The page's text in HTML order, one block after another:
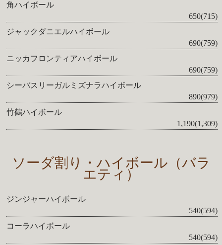
角ハイボール
650(715)
ジャックダニエルハイボール
690(759)
ニッカフロンティアハイボール
690(759)
シーバスリーガルミズナラハイボール
890(979)
竹鶴ハイボール
1,190(1,309)
ソーダ割り・ハイボール（バラ
エティ）
ジンジャーハイボール
540(594)
コーラハイボール
540(594)